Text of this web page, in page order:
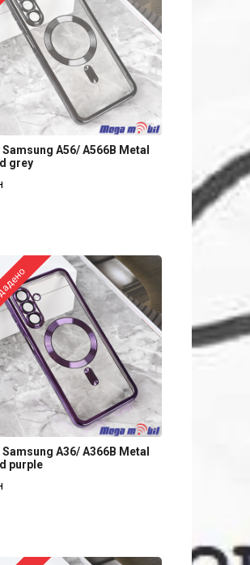
A56/ A566B Metal
A56/ A566B Metal
grey
A36/ A366B Metal
A36/ A366B Metal
purple